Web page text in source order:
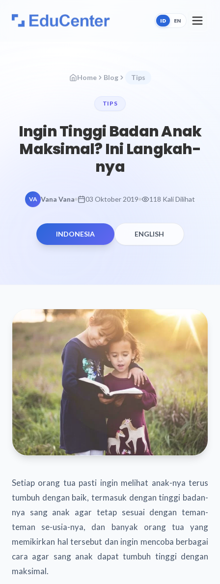
ID EN
Home Blog Tips
TIPS
Ingin Tinggi Badan Anak
Maksimal? Ini Langkah-
nya
VA Vana Vana 03 Oktober 2019 118 Kali Dilihat
INDONESIA ENGLISH
Setiap orang tua pasti ingin melihat anak-nya terus
tumbuh dengan baik, termasuk dengan tinggi badan-
nya sang anak agar tetap sesuai dengan teman-
teman se-usia-nya, dan banyak orang tua yang
memikirkan hal tersebut dan ingin mencoba berbagai
cara agar sang anak dapat tumbuh tinggi dengan
maksimal.